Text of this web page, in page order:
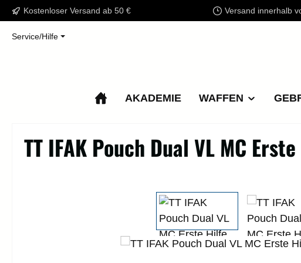
Hauptinhalt springen
Zur Suche springen
Zur Hauptnavigation springen
Kostenloser Versand ab 50 € Versand innerhalb
Service/Hilfe
AKADEMIE WAFFEN
TT IFAK Pouch Dual VL MC